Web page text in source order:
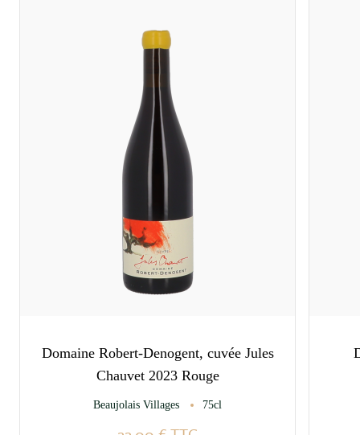
Domaine Robert-Denogent, cuvée Jules
Chauvet 2023 Rouge
Beaujolais Villages 75cl